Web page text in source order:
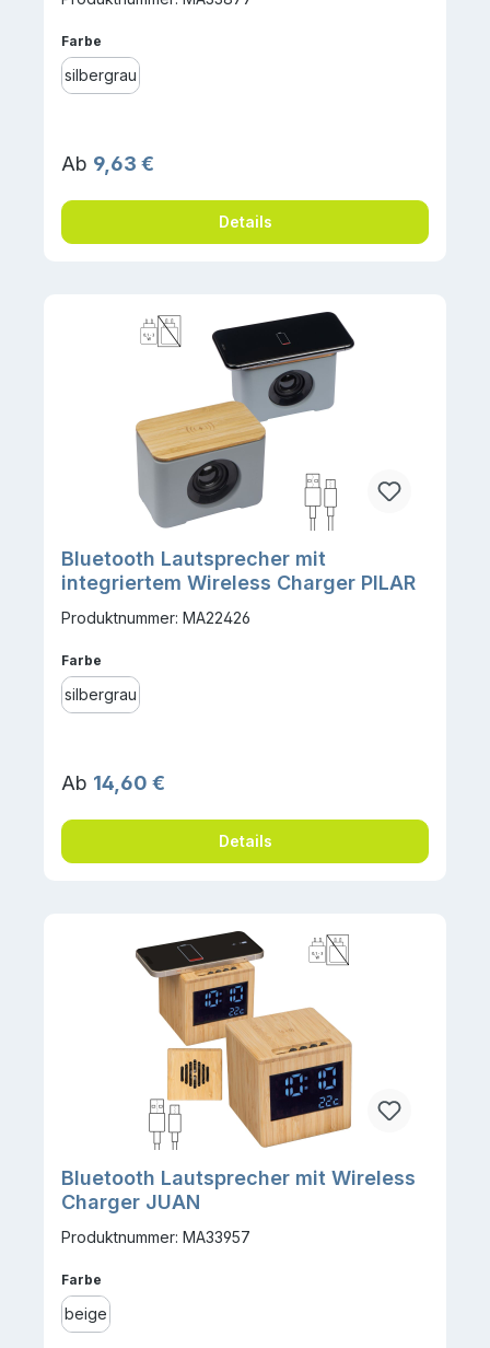
Farbe
silbergrau
Regulärer Preis:
Ab 9,63 €
Details
Bluetooth Lautsprecher mit
integriertem Wireless Charger PILAR
Produktnummer: MA22426
Farbe
silbergrau
Regulärer Preis:
Ab 14,60 €
Details
Bluetooth Lautsprecher mit Wireless
Charger JUAN
Produktnummer: MA33957
Farbe
beige